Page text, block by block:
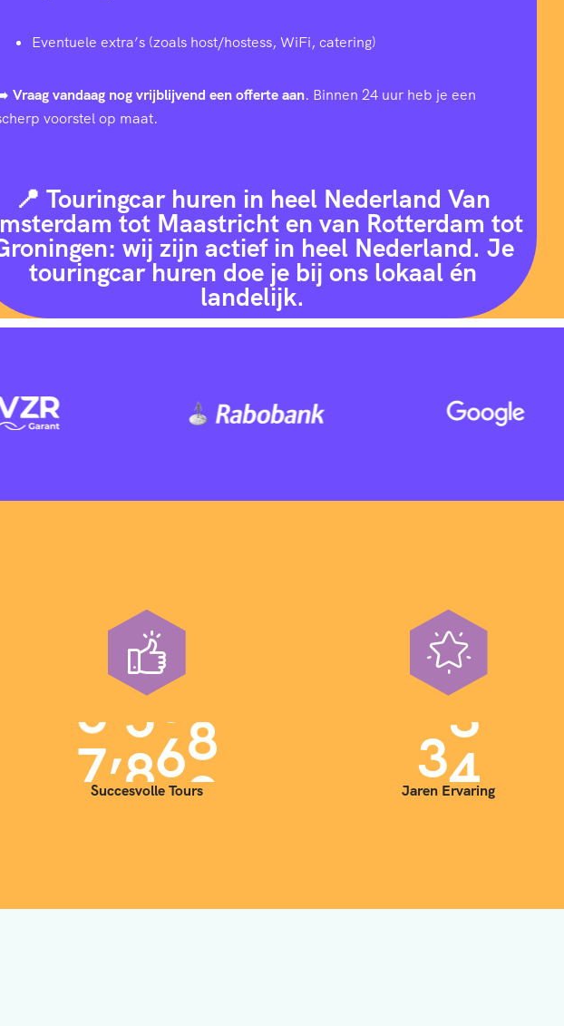
Eventuele extra’s (zoals host/hostess, WiFi, catering)
Vraag vandaag nog vrijblijvend een offerte aan. Binnen 24 uur heb je een
voorstel op maat.
📍 Touringcar huren in heel Nederland Van
tot Maastricht en van Rotterdam tot
wij zijn actief in heel Nederland. Je
touringcar huren doe je bij ons lokaal én
landelijk.
7,000
Succesvolle Tours
35
Jaren Ervaring